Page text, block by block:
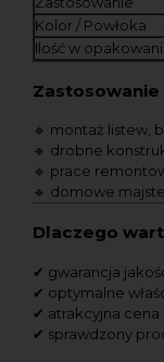
Kolor / Powłoka
Ilość w
Zastosowanie
🔹 montaż listew,
🔹 drobne
🔹 prace
🔹 domowe
Dlaczego
✔ gwarancja
✔ optymalne
✔ atrakcyjna
✔ sprawdzony